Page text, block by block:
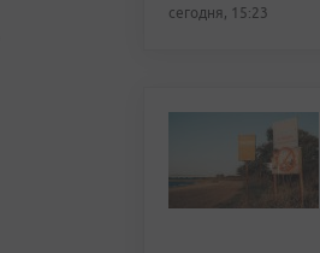
сегодня, 15:23